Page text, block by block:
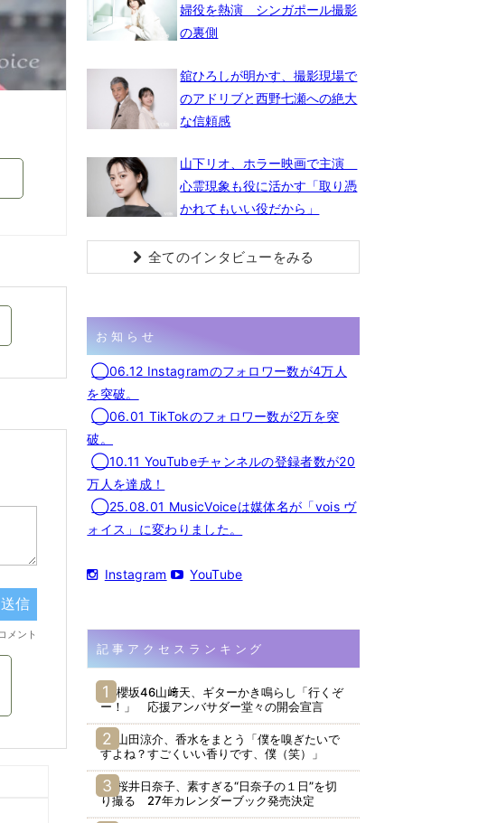
婦役を熱演 シンガポール撮影
の裏側
舘ひろしが明かす、撮影現場で
のアドリブと西野七瀬への絶大
な信頼感
山下リオ、ホラー映画で主演
心霊現象も役に活かす「取り憑
かれてもいい役だから」
全てのインタビューをみる
お知らせ
◯06.12 Instagramのフォロワー数が4万人
を突破。
◯06.01 TikTokのフォロワー数が2万を突
破。
◯10.11 YouTubeチャンネルの登録者数が20
万人を達成！
◯25.08.01 MusicVoiceは媒体名が「vois ヴ
ォイス」に変わりました。
Instagram YouTube
記事アクセスランキング
櫻坂46山﨑天、ギターかき鳴らし「行くぞ
ー！」 応援アンバサダー堂々の開会宣言
山田涼介、香水をまとう「僕を嗅ぎたいで
すよね？すごくいい香りです、僕（笑）」
桜井日奈子、素すぎる“日奈子の１日”を切
り撮る 27年カレンダーブック発売決定